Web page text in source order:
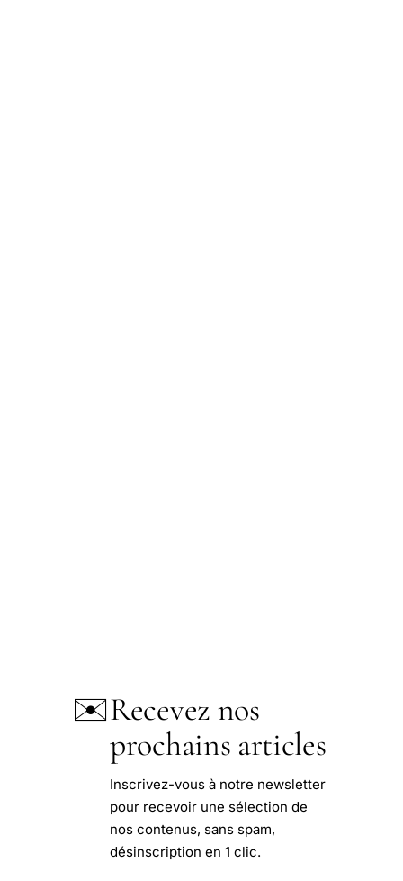
✉️Recevez nos
prochains articles
Inscrivez-vous à notre newsletter
pour recevoir une sélection de
nos contenus, sans spam,
désinscription en 1 clic.